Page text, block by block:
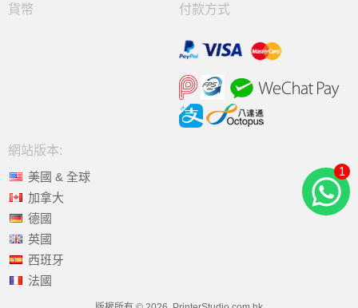
貨幣 付款方式
網站版本:
美國 & 全球
加拿大
德國
英國
西班牙
法國
1